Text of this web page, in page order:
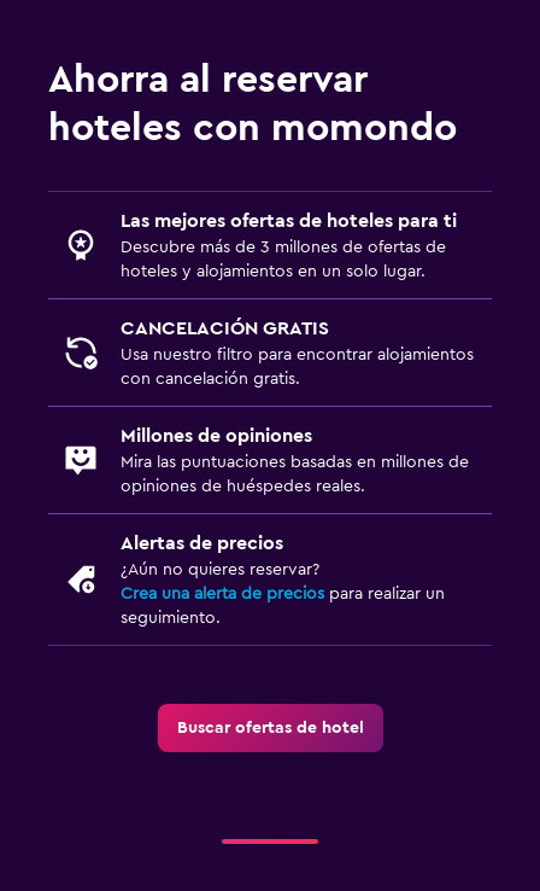
Ahorra al reservar
hoteles con momondo
Las mejores ofertas de hoteles para ti
Descubre más de 3 millones de ofertas de
hoteles y alojamientos en un solo lugar.
CANCELACIÓN GRATIS
Usa nuestro filtro para encontrar alojamientos
con cancelación gratis.
Millones de opiniones
Mira las puntuaciones basadas en millones de
opiniones de huéspedes reales.
Alertas de precios
¿Aún no quieres reservar?
Crea una alerta de precios para realizar un
seguimiento.
Buscar ofertas de hotel